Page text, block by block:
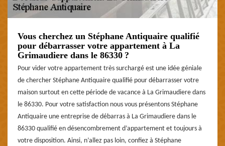
Vous cherchez un Stéphane Antiquaire qualifié
pour débarrasser votre appartement à La
Grimaudiere dans le 86330 ?
Pour vider votre appartement très surchargé est une idée géniale
de chercher Stéphane Antiquaire qualifié pour débarrasser votre
maison surtout en cette période de vacance à La Grimaudiere dans
le 86330. Pour votre satisfaction nous vous présentons Stéphane
Antiquaire une entreprise de débarras à La Grimaudiere dans le
86330 qualifié en désencombrement d’appartement et toujours à
votre disposition. Ainsi, n’allez pas loin, confiez à Stéphane